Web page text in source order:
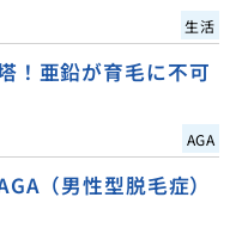
生活
！亜鉛が育毛に不可
AGA
（男性型脱毛症）